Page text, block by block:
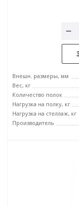
Внешн. размеры, мм
Вес, кг
Количество полок
Нагрузка на полку, кг
Нагрузка на стеллаж, кг
Производитель